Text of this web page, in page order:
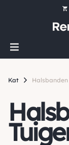
Kat Halsbanden